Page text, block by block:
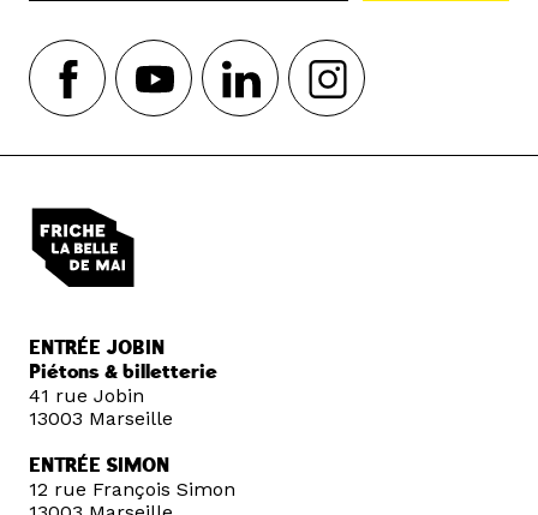
ENTRÉE JOBIN
Piétons & billetterie
41 rue Jobin
13003 Marseille
ENTRÉE SIMON
12 rue François Simon